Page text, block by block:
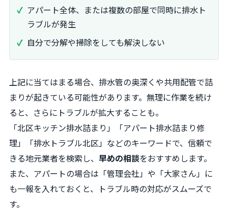
アパート全体、または複数の部屋で同時に排水ト
ラブルが発生
自分で分解や掃除をしても解決しない
上記に当てはまる場合、排水管の奥深くや共用配管で詰
まりが起きている可能性があります。無理に作業を続け
ると、さらにトラブルが拡大することも。
「北区キッチン排水詰まり」「アパート排水詰まり修
理」「排水トラブル北区」などのキーワードで、信頼で
きる地元業者を検索し、 早めの相談をおすすめします。
また、アパートの場合は「管理会社」や「大家さん」に
も一報を入れておくと、トラブル時の対応がスムーズで
す。